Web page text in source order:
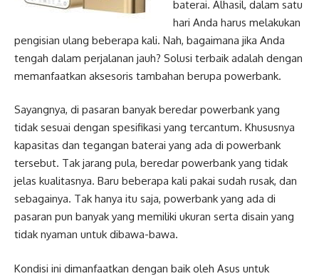
baterai. Alhasil, dalam satu
hari Anda harus melakukan
pengisian ulang beberapa kali. Nah, bagaimana jika Anda
tengah dalam perjalanan jauh? Solusi terbaik adalah dengan
memanfaatkan aksesoris tambahan berupa powerbank.
Sayangnya, di pasaran banyak beredar powerbank yang
tidak sesuai dengan spesifikasi yang tercantum. Khususnya
kapasitas dan tegangan baterai yang ada di powerbank
tersebut. Tak jarang pula, beredar powerbank yang tidak
jelas kualitasnya. Baru beberapa kali pakai sudah rusak, dan
sebagainya. Tak hanya itu saja, powerbank yang ada di
pasaran pun banyak yang memiliki ukuran serta disain yang
tidak nyaman untuk dibawa-bawa.
Kondisi ini dimanfaatkan dengan baik oleh Asus untuk